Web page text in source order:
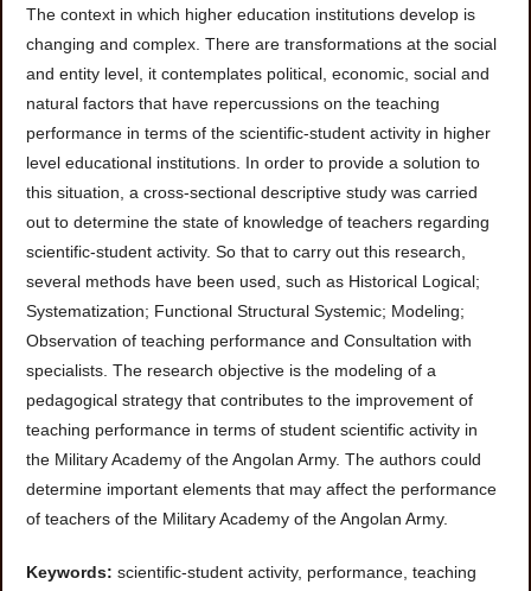
The context in which higher education institutions develop is
changing and complex. There are transformations at the social
and entity level, it contemplates political, economic, social and
natural factors that have repercussions on the teaching
performance in terms of the scientific-student activity in higher
level educational institutions. In order to provide a solution to
this situation, a cross-sectional descriptive study was carried
out to determine the state of knowledge of teachers regarding
scientific-student activity. So that to carry out this research,
several methods have been used, such as Historical Logical;
Systematization; Functional Structural Systemic; Modeling;
Observation of teaching performance and Consultation with
specialists. The research objective is the modeling of a
pedagogical strategy that contributes to the improvement of
teaching performance in terms of student scientific activity in
the Military Academy of the Angolan Army. The authors could
determine important elements that may affect the performance
of teachers of the Military Academy of the Angolan Army.
Keywords: scientific-student activity, performance, teaching